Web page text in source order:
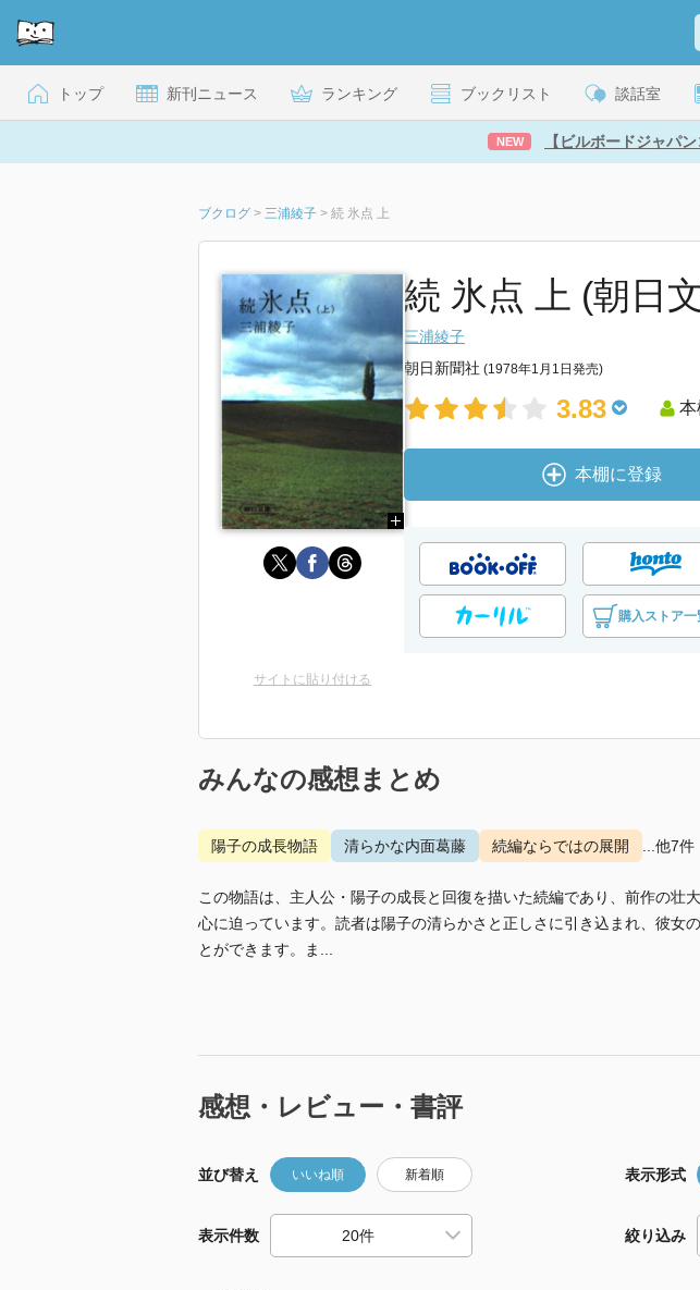
トップ 新刊ニュース ランキング ブックリスト 談話室
NEW 【ビルボードジャパ
ブクログ > 三浦綾子 > 続 氷点 上
続 氷点 上 (朝日
三浦綾子
朝日新聞社 (1978年1月1日発売)
3.83 本
本棚に登録
購入ストア一
サイトに貼り付ける
みんなの感想まとめ
陽子の成長物語 清らかな内面葛藤 続編ならではの展開 ...他7件
この物語は、主人公・陽子の成長と回復を描いた続編であり、前作の壮
心に迫っています。読者は陽子の清らかさと正しさに引き込まれ、彼女
とができます。ま...
感想・レビュー・書評
並び替え いいね順 新着順 表示形式
表示件数 絞り込み